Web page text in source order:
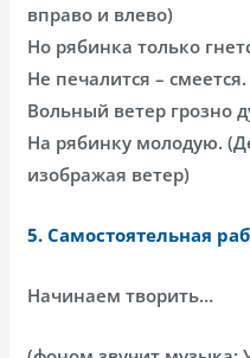
вправо и влево)
Но рябинка только
Не печалится –
Вольный ветер грозно
На рябинку молодую.
изображая ветер)
5. Самостоятельная
Начинаем творить…